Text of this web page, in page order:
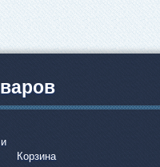
Корзина